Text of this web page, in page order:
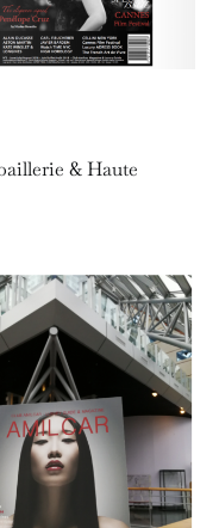
& Haute